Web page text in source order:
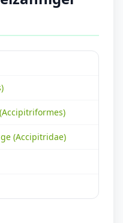
(Accipitridae)